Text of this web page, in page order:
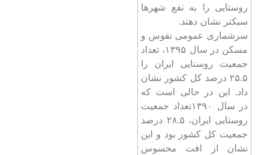
روستایی را به نفع شهرها
سبکتر نشان دهند.
سرشماری عمومی نفوس و
مسکن در سال ۱۳۹۵، تعداد
جمعیت روستایی ایران را
۲۵.۵ درصد کل کشور نشان
داد. این در حالی است که
در سال ۱۳۹۰تعداد جمعیت
روستایی ایران، ۲۸.۵ درصد
جمعیت کل کشور بود و این
نشان از افت محسوس